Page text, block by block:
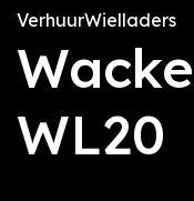
VerhuurWielladers
WL20